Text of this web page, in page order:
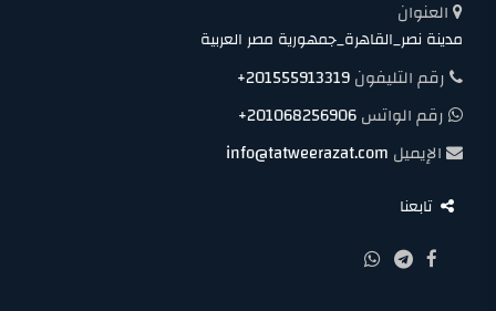
العنوان
مدينة نصر_القاهرة_جمهورية مصر العربية
رقم التليفون+201555913319
رقم الواتس+201068256906
الإيميل info@tatweerazat.com
تابعنا